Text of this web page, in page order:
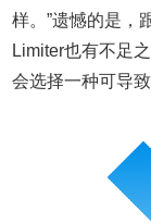
样。”遗憾的是，
Limiter也有不足
会选择一种可导